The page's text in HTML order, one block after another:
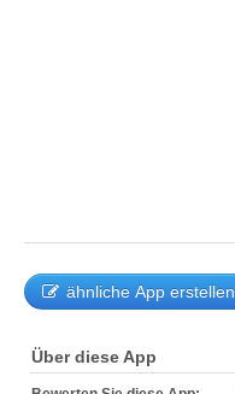
ähnliche App erstellen
Über diese App